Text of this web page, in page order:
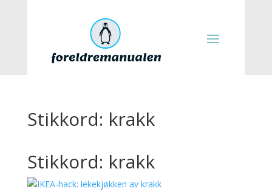
Stikkord: krakk
Stikkord: krakk